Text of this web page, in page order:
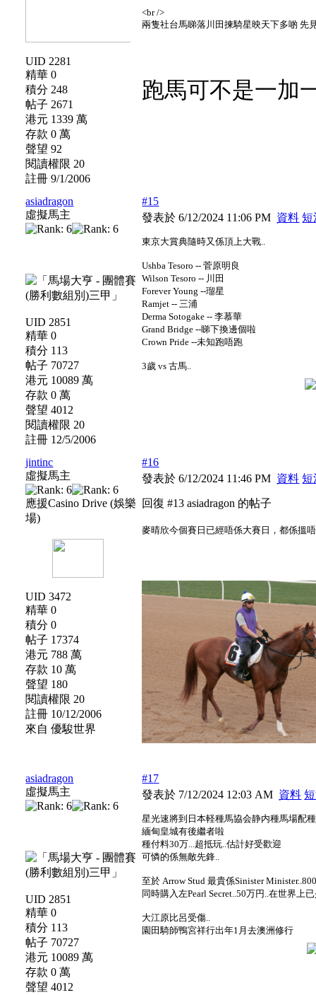
UID 2281
精華 0
積分 248
帖子 2671
港元 1339 萬
存款 0 萬
聲望 92
閱讀權限 20
註冊 9/1/2006
<br />
兩隻社台馬睇落川田揀騎星映天下多啲 先
跑馬可不是一加
asiadragon
虛擬馬主
UID 2851
精華 0
積分 113
帖子 70727
港元 10089 萬
存款 0 萬
聲望 4012
閱讀權限 20
註冊 12/5/2006
#15
發表於 6/12/2024 11:06 PM 資料 短
東京大賞典隨時又係頂上大戰..
Ushba Tesoro -- 菅原明良
Wilson Tesoro -- 川田
Forever Young --瑠星
Ramjet -- 三浦
Derma Sotogake -- 李慕華
Grand Bridge --睇下換邊個啦
Crown Pride --未知跑唔跑
3歲 vs 古馬..
jintinc
虛擬馬主
應援Casino Drive (娛樂
場)
UID 3472
精華 0
積分 0
帖子 17374
港元 788 萬
存款 10 萬
聲望 180
閱讀權限 20
註冊 10/12/2006
來自 優駿世界
#16
發表於 6/12/2024 11:46 PM 資料 短
回復 #13 asiadragon 的帖子
麥晴欣今個賽日已經唔係大賽日，都係搵
asiadragon
虛擬馬主
UID 2851
精華 0
積分 113
帖子 70727
港元 10089 萬
存款 0 萬
聲望 4012
#17
發表於 7/12/2024 12:03 AM 資料
星光速將到日本軽種馬協会静内種馬場配
緬甸皇城有後繼者啦
種付料30万...超抵玩..估計好受歡迎
可憐的係無敵先鋒..
至於 Arrow Stud 最貴係Sinister
同時購入左Pearl Secret..50万円..在世界上
大江原比呂受傷..
園田騎師鴨宮祥行出年1月去澳洲修行